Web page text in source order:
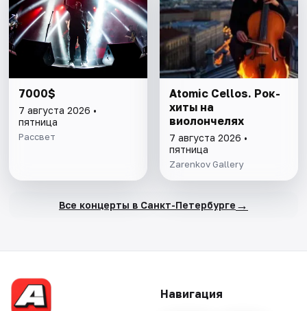
7000$
7 августа 2026 •
пятница
Рассвет
Atomic Cellos. Рок-
хиты на
виолончелях
7 августа 2026 •
пятница
Zarenkov Gallery
Все концерты в Санкт-Петербурге →
Навигация